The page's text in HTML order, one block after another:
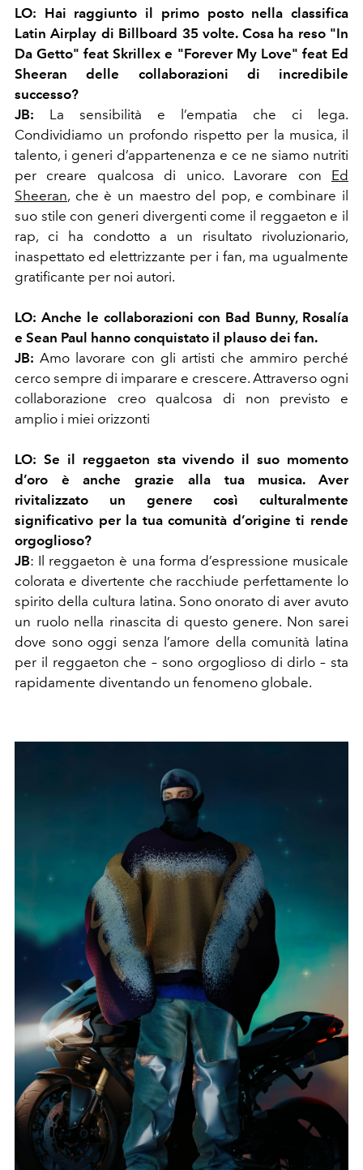
LO: Hai raggiunto il primo posto nella classifica
Latin Airplay di Billboard 35 volte. Cosa ha reso "In
Da Getto" feat Skrillex e "Forever My Love" feat Ed
Sheeran delle collaborazioni di incredibile
successo?
JB:
La sensibilità e l’empatia che ci lega.
Condividiamo un profondo rispetto per la musica, il
talento, i generi d’appartenenza e ce ne siamo nutriti
per creare qualcosa di unico. Lavorare con Ed
Sheeran, che è un maestro del pop, e combinare il
suo stile con generi divergenti come il reggaeton e il
rap, ci ha condotto a un risultato rivoluzionario,
inaspettato ed elettrizzante per i fan, ma ugualmente
gratificante per noi autori.
LO: Anche le collaborazioni con Bad Bunny, Rosalía
e Sean Paul hanno conquistato il plauso dei fan.
JB: Amo lavorare con gli artisti che ammiro perché
cerco sempre di imparare e crescere. Attraverso ogni
collaborazione creo qualcosa di non previsto e
amplio i miei orizzonti
LO: Se il reggaeton sta vivendo il suo momento
d’oro è anche grazie alla tua musica. Aver
rivitalizzato un genere così culturalmente
significativo per la tua comunità d’origine ti rende
orgoglioso?
JB: Il reggaeton è una forma d’espressione musicale
colorata e divertente che racchiude perfettamente lo
spirito della cultura latina. Sono onorato di aver avuto
un ruolo nella rinascita di questo genere. Non sarei
dove sono oggi senza l’amore della comunità latina
per il reggaeton che – sono orgoglioso di dirlo – sta
rapidamente diventando un fenomeno globale.